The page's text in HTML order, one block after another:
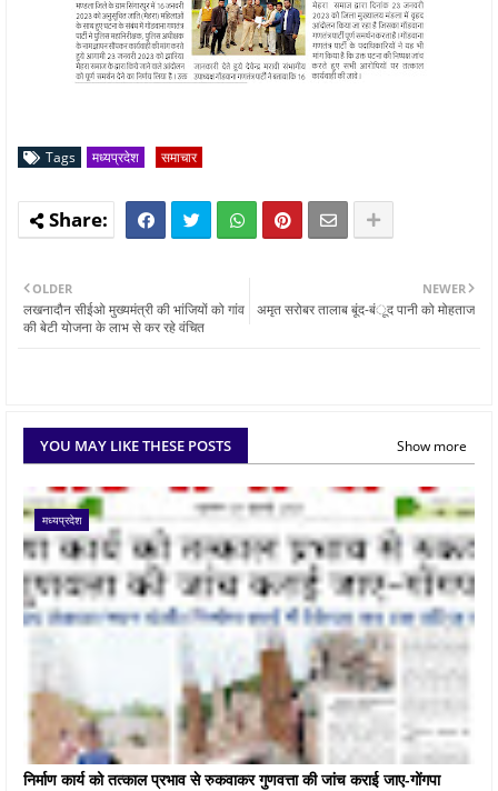
Tags मध्यप्रदेश समाचार
NEWER
अमृत सरोबर तालाब बूंद-बंूद पानी को मोहताज
OLDER
लखनादौन सीईओ मुख्यमंत्री की भांजियों को गांव
की बेटी योजना के लाभ से कर रहे वंचित
YOU MAY LIKE THESE POSTS Show more
मध्यप्रदेश
निर्माण कार्य को तत्काल प्रभाव से रुकवाकर गुणवत्ता की जांच कराई जाए-गोंगपा